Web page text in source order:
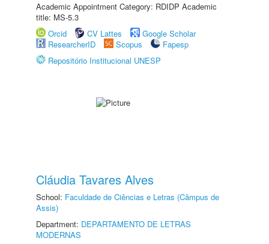
Academic Appointment Category: RDIDP Academic
title: MS-5.3
Orcid
CV Lattes
Google Scholar
ResearcherID
Scopus
Fapesp
Repositório Institucional UNESP
Cláudia Tavares Alves
School: Faculdade de Ciências e Letras (Câmpus de
Assis)
Department: DEPARTAMENTO DE LETRAS
MODERNAS